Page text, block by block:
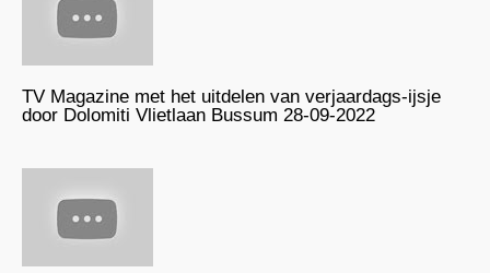
TV Magazine met het uitdelen van verjaardags-ijsje
door Dolomiti Vlietlaan Bussum 28-09-2022